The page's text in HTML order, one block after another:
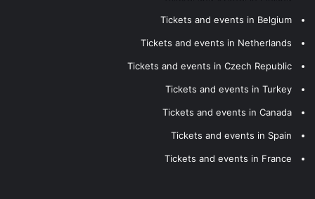
Tickets and events in Belgium
Tickets and events in Netherlands
Tickets and events in Czech Republic
Tickets and events in Turkey
Tickets and events in Canada
Tickets and events in Spain
Tickets and events in France